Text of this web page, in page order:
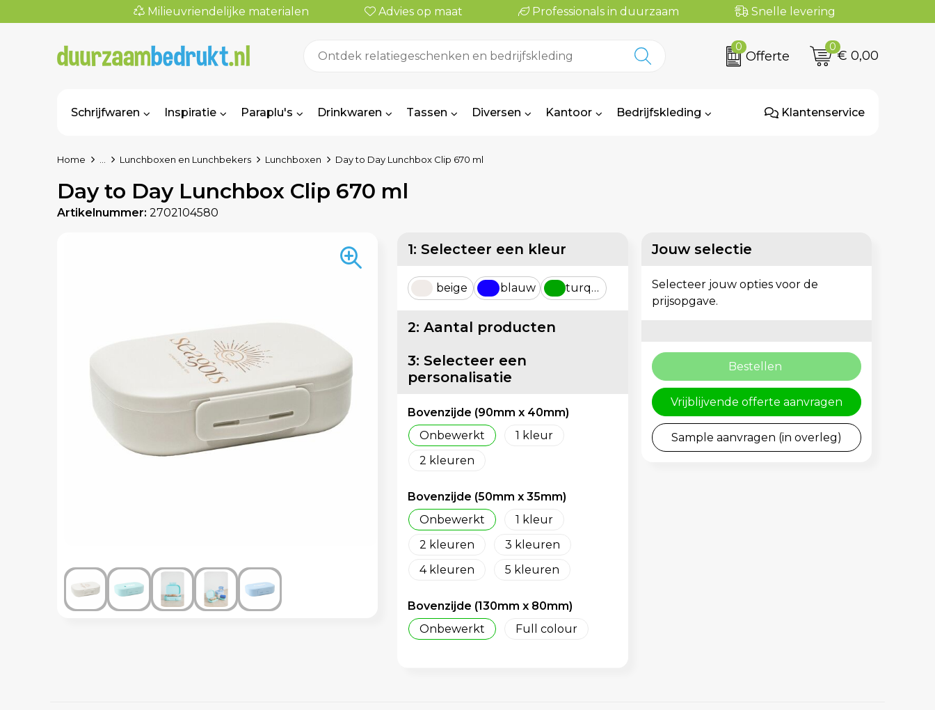
Milieuvriendelijke materialen Advies op maat Professionals in duurzaam Snelle levering
0
Offerte
0
€ 0,00
Schrijfwaren Inspiratie Paraplu's Drinkwaren Tassen Diversen Kantoor Bedrijfskleding Klantenservice
Home Lunchboxen en Lunchbekers Lunchboxen Day to Day Lunchbox Clip 670 ml
Day to Day Lunchbox Clip 670 ml
Artikelnummer: 2702104580
1: Selecteer een kleur
beige blauw turquoise
2: Aantal producten
3: Selecteer een
personalisatie
Bovenzijde (90mm x 40mm)
Onbewerkt
1
2
Bovenzijde (50mm x 35mm)
Onbewerkt
1
2
3
4
5
Bovenzijde (130mm x 80mm)
Onbewerkt
Full colour
Jouw selectie
Selecteer jouw opties voor de
prijsopgave.
Bestellen
Vrijblijvende offerte aanvragen
Sample aanvragen (in overleg)